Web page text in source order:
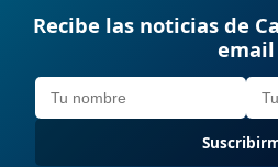
Recibe las noticias de
email